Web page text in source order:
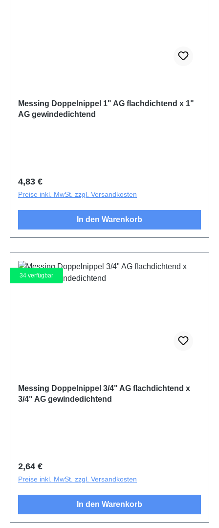
Messing Doppelnippel 1" AG flachdichtend x 1"
AG gewindedichtend
Regulärer Preis:
4,83 €
Preise inkl. MwSt. zzgl. Versandkosten
In den Warenkorb
34 verfügbar
Messing Doppelnippel 3/4" AG flachdichtend x
3/4" AG gewindedichtend
Regulärer Preis:
2,64 €
Preise inkl. MwSt. zzgl. Versandkosten
In den Warenkorb